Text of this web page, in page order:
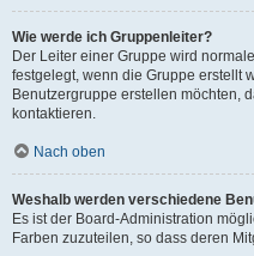
Wie werde ich Gruppenleiter?
Der Leiter einer Gruppe wird
festgelegt, wenn die Gruppe erstellt
Benutzergruppe erstellen möchten,
kontaktieren.
Nach oben
Weshalb werden verschiedene
Es ist der Board-Administration
Farben zuzuteilen, so dass deren